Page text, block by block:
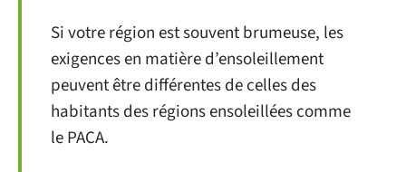
Si votre région est souvent brumeuse, les
exigences en matière d’ensoleillement
peuvent être différentes de celles des
habitants des régions ensoleillées comme
le PACA.